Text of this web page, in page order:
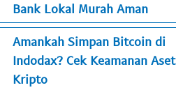
Bank Lokal Murah Aman
Amankah Simpan Bitcoin di
Indodax? Cek Keamanan Aset
Kripto